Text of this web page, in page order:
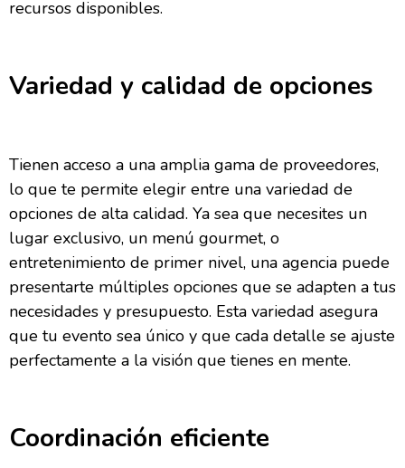
recursos disponibles.
Variedad y calidad de opciones
Tienen acceso a una amplia gama de proveedores,
lo que te permite elegir entre una variedad de
opciones de alta calidad. Ya sea que necesites un
lugar exclusivo, un menú gourmet, o
entretenimiento de primer nivel, una agencia puede
presentarte múltiples opciones que se adapten a tus
necesidades y presupuesto. Esta variedad asegura
que tu evento sea único y que cada detalle se ajuste
perfectamente a la visión que tienes en mente.
Coordinación eficiente